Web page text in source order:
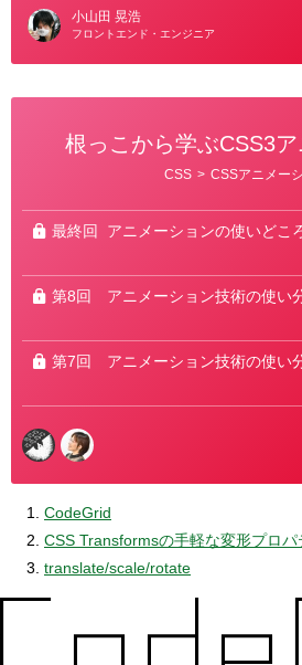
小山田 晃浩
フロントエンド・エンジニア
根っこから学ぶCSS3
リ
ー
CSS > CSSアニメー
最終回 アニメーションの使いどこ
第8回 アニメーション技術の使い
第7回 アニメーション技術の使い
CodeGrid
CSS Transformsの手軽な変形プロパ
translate/scale/rotate